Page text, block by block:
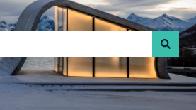
eftersom sökfältet är tomt.